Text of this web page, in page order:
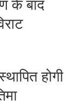
के बाद
होगी